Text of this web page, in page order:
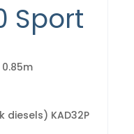
Sport
diesels) KAD32P